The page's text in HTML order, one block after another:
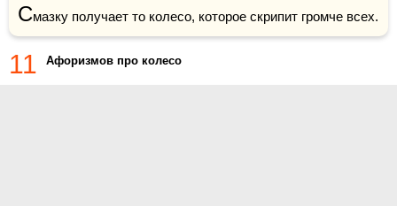
Смазку получает то колесо, которое скрипит громче всех.
11 Афоризмов про колесо